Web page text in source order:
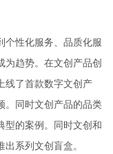
个性化服务、品质化服
为趋势。在文创产品创
线了首款数字文创产
。同时文创产品的品类
型的案例。同时文创和
系列文创盲盒。